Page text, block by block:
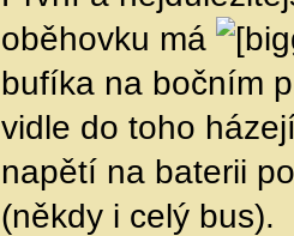
oběhovku má
bufíka na bočním
vidle do toho
napětí na baterii
(někdy i celý bus).